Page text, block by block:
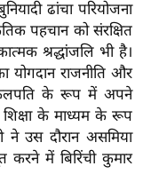
ढांचा परियोजना
पहचान को संरक्षित
श्रद्धांजलि भी है।
राजनीति और
के रूप में अपने
के माध्यम के रूप
ने उस दौरान असमिया
में बिरिंची कुमार